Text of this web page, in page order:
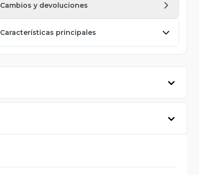
Cambios y devoluciones
Características principales